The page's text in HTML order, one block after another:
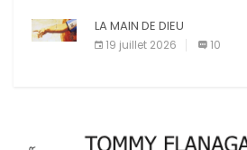
LA MAIN DE DIEU
19 juillet 2026 10